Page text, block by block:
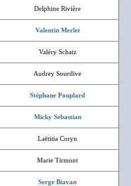
Delphine Rivière
Valentin Merlet
Valéry Schatz
Audrey Sourdive
Stéphane Pouplard
Micky Sebastian
Laëtitia Coryn
Marie Tirmont
Serge Biavan